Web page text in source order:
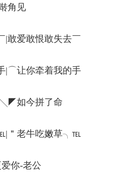
角见
|敢爱敢恨敢失去￣
|⌒让你牵着我的手
如今拼了命
＂老牛吃嫩草╮℡
你-老公